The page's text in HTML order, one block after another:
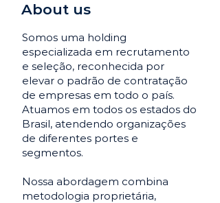
About us
Somos uma holding
especializada em recrutamento
e seleção, reconhecida por
elevar o padrão de contratação
de empresas em todo o país.
Atuamos em todos os estados do
Brasil, atendendo organizações
de diferentes portes e
segmentos.
Nossa abordagem combina
metodologia proprietária,